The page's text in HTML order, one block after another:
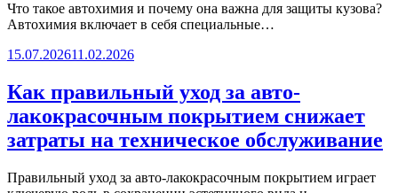
Что такое автохимия и почему она важна для защиты кузова?
Автохимия включает в себя специальные…
15.07.202611.02.2026
Как правильный уход за авто-
лакокрасочным покрытием снижает
затраты на техническое обслуживание
Правильный уход за авто-лакокрасочным покрытием играет